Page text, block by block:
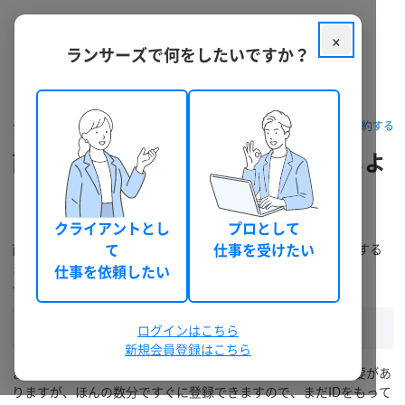
クラウドソーシング ランサーズ 依頼ガイド 契約する
直接依頼 (固定報酬) で仕事を依頼しよ
クライアント向け利用ガイド - 「①契約するには」
直接依頼 (固定報酬) で仕事を依頼してから、実際に仕事完了する
までの手順を追ってご紹介しています。
それでは、仕事の発注方法についてご説明します。
まず仕事を発注するには、
する必要があ
りますが、ほんの数分ですぐに登録できますので、まだIDをもって
×
ランサーズで何をしたいですか？
クライアントとし
て
仕事を依頼したい
プロとして
仕事を受けたい
ログインはこちら
新規会員登録はこちら